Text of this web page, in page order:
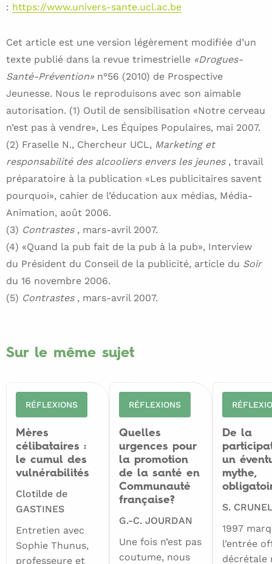
: https://www.univers-sante.ucl.ac.be
Cet article est une version légèrement modifiée d’un
texte publié dans la revue trimestrielle «Drogues-
Santé-Prévention» n°56 (2010) de Prospective
Jeunesse. Nous le reproduisons avec son aimable
autorisation. (1) Outil de sensibilisation «Notre cerveau
n’est pas à vendre», Les Équipes Populaires, mai 2007.
(2) Fraselle N., Chercheur UCL, Marketing et
responsabilité des alcooliers envers les jeunes , travail
préparatoire à la publication «Les publicitaires savent
pourquoi», cahier de l’éducation aux médias, Média-
Animation, août 2006.
(3) Contrastes , mars-avril 2007.
(4) «Quand la pub fait de la pub à la pub», Interview
du Président du Conseil de la publicité, article du Soir
du 16 novembre 2006.
(5) Contrastes , mars-avril 2007.
Sur le même sujet
RÉFLEXIONS
Mères
célibataires :
le cumul des
vulnérabilités
Clotilde de
GASTINES
Entretien avec
Sophie Thunus,
professeure et
RÉFLEXIONS
Quelles
urgences pour
la promotion
de la santé en
Communauté
française?
G.-C. JOURDAN
Une fois n’est pas
coutume, nous
De la
un
mythe,
S.
1997
l’entrée
décrétale